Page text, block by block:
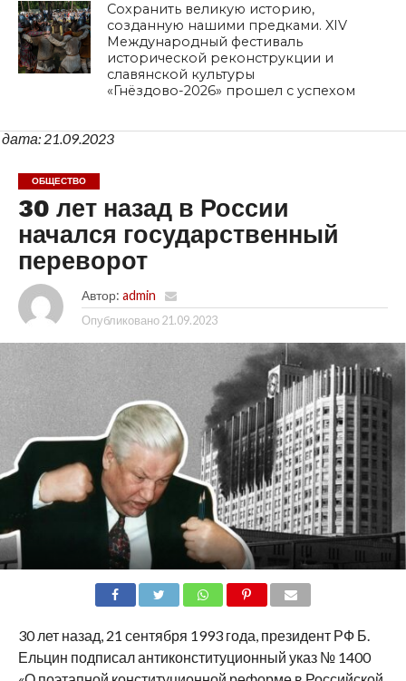
Сохранить великую историю,
созданную нашими предками. XIV
Международный фестиваль
исторической реконструкции и
славянской культуры
«Гнёздово-2026» прошел с успехом
дата: 21.09.2023
ОБЩЕСТВО
30 лет назад в России
начался государственный
переворот
Автор: admin
Опубликовано 21.09.2023
30 лет назад, 21 сентября 1993 года, президент РФ Б.
Ельцин подписал антиконституционный указ № 1400